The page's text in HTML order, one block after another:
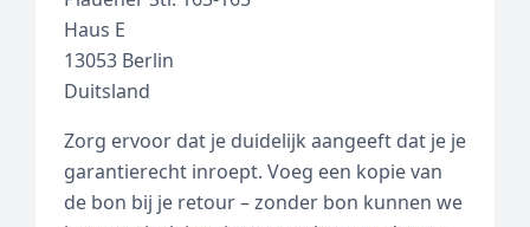
Haus E
13053 Berlin
Duitsland
Zorg ervoor dat je duidelijk aangeeft dat je je
garantierecht inroept. Voeg een kopie van
de bon bij je retour – zonder bon kunnen we